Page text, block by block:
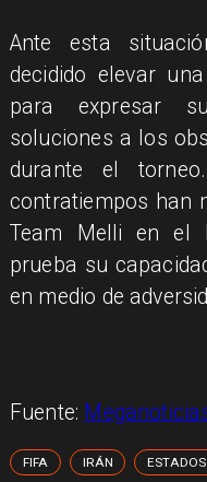
Ante esta
decidido elevar
para expresar
soluciones a los
durante el
contratiempos han
Team Melli en el
prueba su
en medio de
Fuente:
FIFA IRÁN